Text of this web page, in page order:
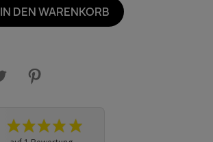
IN DEN WARENKORB